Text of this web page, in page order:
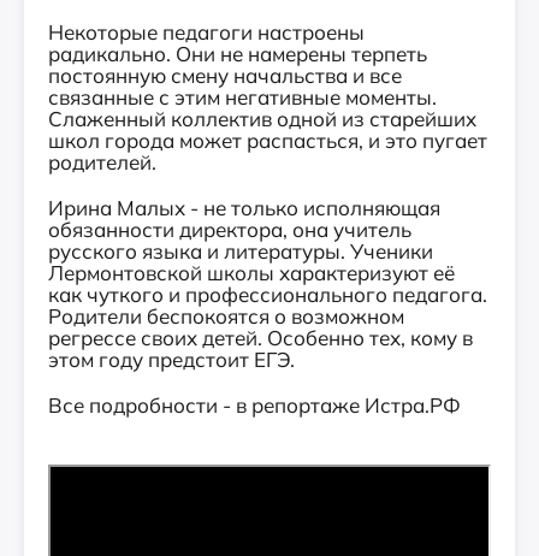
Некоторые педагоги настроены
радикально. Они не намерены терпеть
постоянную смену начальства и все
связанные с этим негативные моменты.
Слаженный коллектив одной из старейших
школ города может распасться, и это пугает
родителей.
Ирина Малых - не только исполняющая
обязанности директора, она учитель
русского языка и литературы. Ученики
Лермонтовской школы характеризуют её
как чуткого и профессионального педагога.
Родители беспокоятся о возможном
регрессе своих детей. Особенно тех, кому в
этом году предстоит ЕГЭ.
Все подробности - в репортаже Истра.РФ